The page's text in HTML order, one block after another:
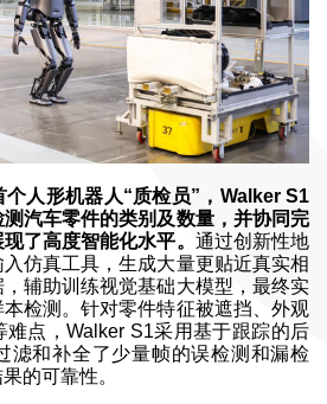
人形机器人“质检员”，Walker S1
汽车零件的类别及数量，并协同完
了高度智能化水平。 通过创新性地
仿真工具，生成大量更贴近真实相
辅助训练视觉基础大模型，最终实
检测。针对零件特征被遮挡、外观
点，Walker S1采用基于跟踪的后
滤和补全了少量帧的误检测和漏检
的可靠性。